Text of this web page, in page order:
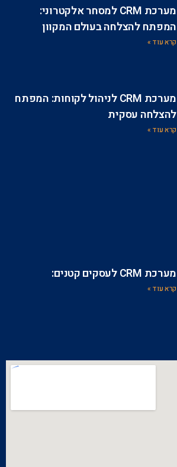
מערכת CRM למסחר אלקטרוני:
המפתח להצלחה בעולם המקוון
קרא עוד »
מערכת CRM לניהול לקוחות: המפתח
להצלחה עסקית
קרא עוד »
מערכת CRM לעסקים קטנים:
קרא עוד »